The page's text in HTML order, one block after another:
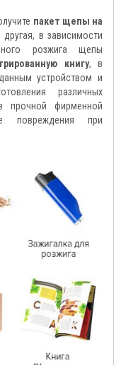
пакет щепы на
в зависимости
розжига щепы
книгу, в
устройством и
различных
прочной фирменной
повреждения при